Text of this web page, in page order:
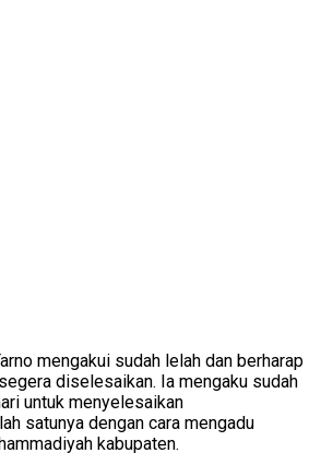
mengakui sudah lelah dan berharap
diselesaikan. Ia mengaku sudah
untuk menyelesaikan
satunya dengan cara mengadu
kabupaten.